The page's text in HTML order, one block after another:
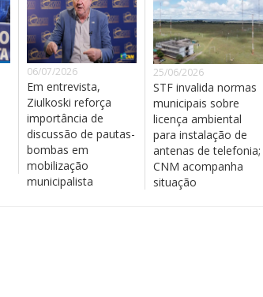
06/07/2026
Em entrevista,
Ziulkoski reforça
importância de
discussão de pautas-
bombas em
mobilização
municipalista
25/06/2026
STF invalida normas
municipais sobre
licença ambiental
para instalação de
antenas de telefonia;
CNM acompanha
situação